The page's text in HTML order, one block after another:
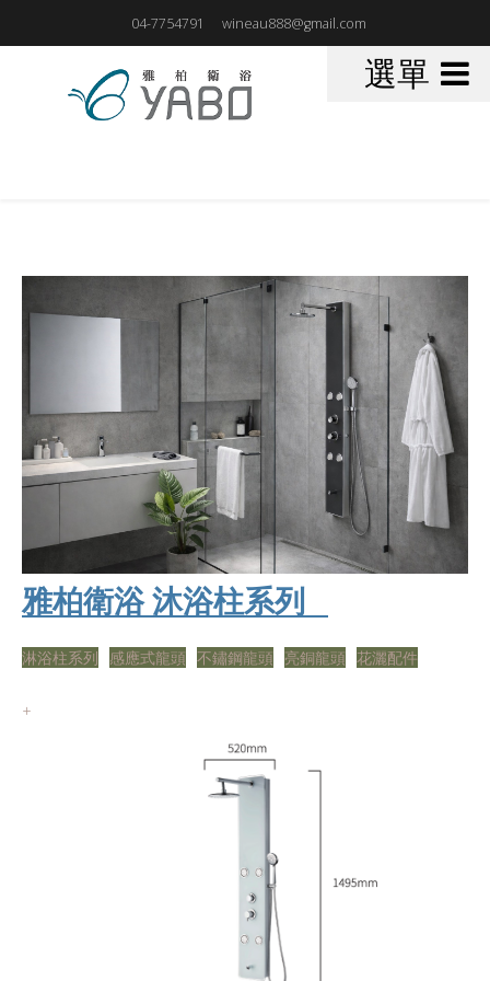
04-7754791 wineau888@gmail.com
雅柏衛浴 沐浴柱系列
淋浴柱系列 感應式龍頭 不鏽鋼龍頭 亮銅龍頭 花灑配件
+